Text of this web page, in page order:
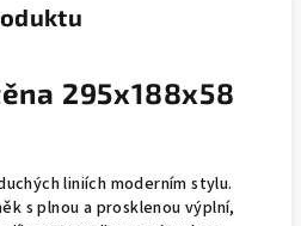
295x188x58
liniích moderním stylu.
s plnou a prosklenou výplní,